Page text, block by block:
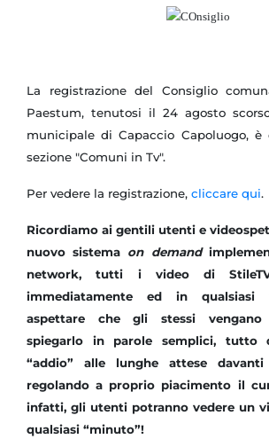
La registrazione del Consiglio
Paestum, tenutosi il 24 agosto
municipale di Capaccio Capoluogo, è
sezione "Comuni in Tv".
Per vedere la registrazione, cliccare qui.
Ricordiamo ai gentili utenti e
nuovo sistema on demand
network, tutti i video di
immediatamente ed in qualsiasi
aspettare che gli stessi vengano
spiegarlo in parole semplici, tutto
“addio” alle lunghe attese
regolando a proprio piacimento il
infatti, gli utenti potranno vedere un
qualsiasi “minuto”!